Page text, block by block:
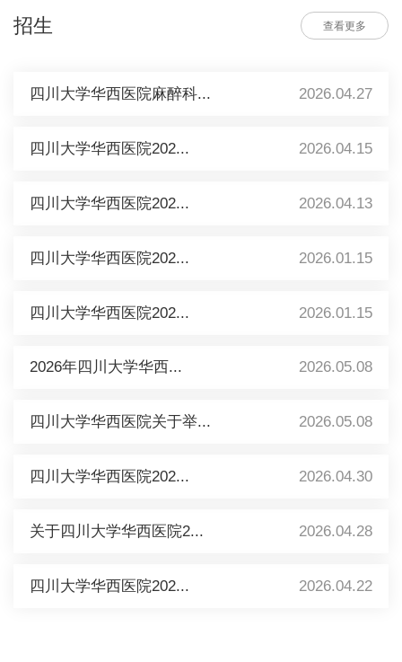
招生 查看更多
四川大学华西医院麻醉科... 2026.04.27
四川大学华西医院202... 2026.04.15
四川大学华西医院202... 2026.04.13
四川大学华西医院202... 2026.01.15
四川大学华西医院202... 2026.01.15
2026年四川大学华西... 2026.05.08
四川大学华西医院关于举... 2026.05.08
四川大学华西医院202... 2026.04.30
关于四川大学华西医院2... 2026.04.28
四川大学华西医院202... 2026.04.22